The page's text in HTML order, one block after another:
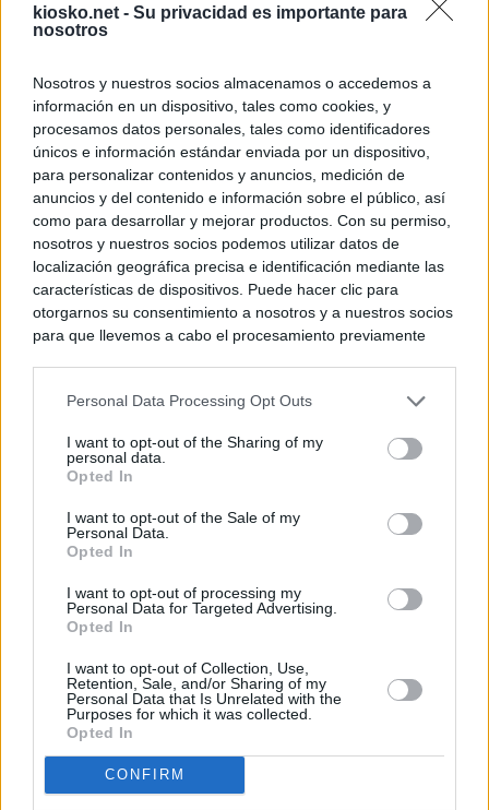
kiosko.net - Su privacidad es importante para
nosotros
Nosotros y nuestros socios almacenamos o accedemos a
información en un dispositivo, tales como cookies, y
procesamos datos personales, tales como identificadores
únicos e información estándar enviada por un dispositivo,
para personalizar contenidos y anuncios, medición de
anuncios y del contenido e información sobre el público, así
como para desarrollar y mejorar productos. Con su permiso,
nosotros y nuestros socios podemos utilizar datos de
localización geográfica precisa e identificación mediante las
características de dispositivos. Puede hacer clic para
otorgarnos su consentimiento a nosotros y a nuestros socios
para que llevemos a cabo el procesamiento previamente
negar su consentimiento. Tenga en cuenta que algún
de su consentimiento, pero usted tiene el derecho de
rechazar tal procesamiento. Sus preferencias se aplicarán
cualquier momento entrando de nuevo en este sitio web o
visitando nuestra política de privacidad.
Personal Data Processing Opt Outs
I want to opt-out of the Sharing of my
personal data.
Opted In
I want to opt-out of the Sale of my
Personal Data.
Opted In
I want to opt-out of processing my
Personal Data for Targeted Advertising.
Opted In
I want to opt-out of Collection, Use,
Retention, Sale, and/or Sharing of my
Personal Data that Is Unrelated with the
Purposes for which it was collected.
Opted In
CONFIRM